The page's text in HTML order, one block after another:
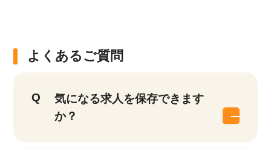
よくあるご質問
気になる求人を保存できます
か？